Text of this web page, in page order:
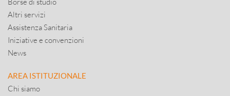
Altri servizi
Assistenza Sanitaria
Iniziative e convenzioni
News
AREA ISTITUZIONALE
Chi siamo